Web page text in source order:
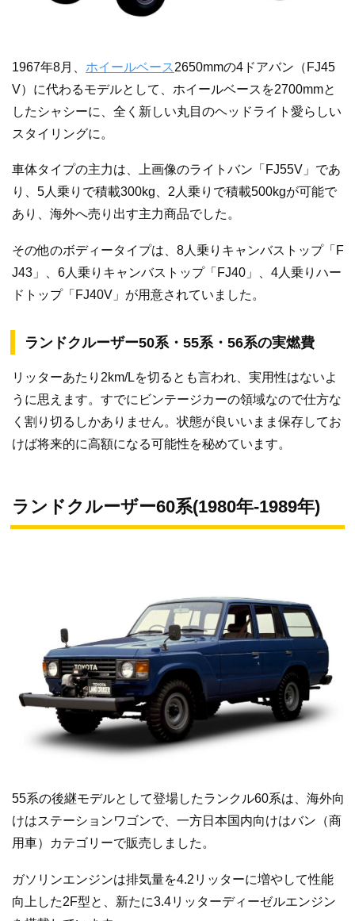
1967年8月、 ホイールベース 2650mmの4ドアバン（FJ45
V）に代わるモデルとして、ホイールベースを2700mmと
したシャシーに、全く新しい丸目のヘッドライト愛らしい
スタイリングに。
車体タイプの主力は、上画像のライトバン「FJ55V」であ
り、5人乗りで積載300kg、2人乗りで積載500kgが可能で
あり、海外へ売り出す主力商品でした。
その他のボディータイプは、8人乗りキャンバストップ「F
J43」、6人乗りキャンバストップ「FJ40」、4人乗りハー
ドトップ「FJ40V」が用意されていました。
ランドクルーザー50系・55系・56系の実燃費
リッターあたり2km/Lを切るとも言われ、実用性はないよ
うに思えます。すでにビンテージカーの領域なので仕方な
く割り切るしかありません。状態が良いいまま保存してお
けば将来的に高額になる可能性を秘めています。
ランドクルーザー60系(1980年-1989年)
55系の後継モデルとして登場したランクル60系は、海外向
けはステーションワゴンで、一方日本国内向けはバン（商
用車）カテゴリーで販売しました。
ガソリンエンジンは排気量を4.2リッターに増やして性能
向上した2F型と、新たに3.4リッターディーゼルエンジン